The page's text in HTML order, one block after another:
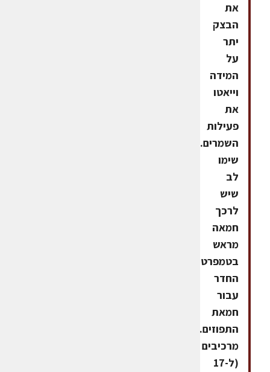
את
הבצק
יתר
על
המידה
וייאטו
את
פעילות
השמרים.
שימו
לב
שיש
לרכך
חמאה
מראש
בטמפרטורת
החדר
עבור
חמאת
התפוזים.
מרכיבים
(ל-17